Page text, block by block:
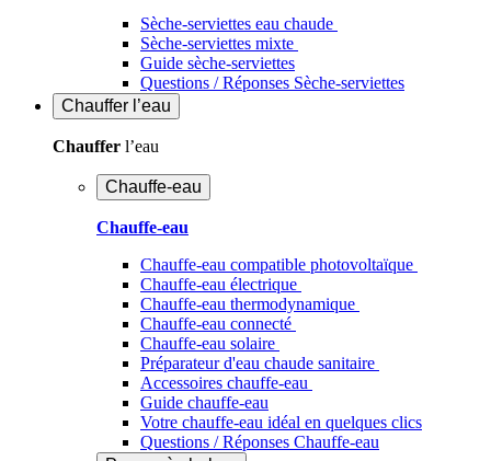
Sèche-serviettes eau chaude
Sèche-serviettes mixte
Guide sèche-serviettes
Questions / Réponses Sèche-serviettes
Chauffer l’eau
Chauffer l’eau
Chauffe-eau
Chauffe-eau
Chauffe-eau compatible photovoltaïque
Chauffe-eau électrique
Chauffe-eau thermodynamique
Chauffe-eau connecté
Chauffe-eau solaire
Préparateur d'eau chaude sanitaire
Accessoires chauffe-eau
Guide chauffe-eau
Votre chauffe-eau idéal en quelques clics
Questions / Réponses Chauffe-eau